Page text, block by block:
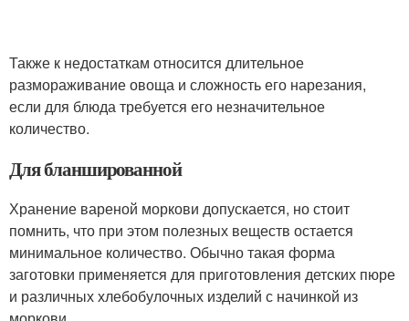
Также к недостаткам относится длительное
размораживание овоща и сложность его нарезания,
если для блюда требуется его незначительное
количество.
Для бланшированной
Хранение вареной моркови допускается, но стоит
помнить, что при этом полезных веществ остается
минимальное количество. Обычно такая форма
заготовки применяется для приготовления детских пюре
и различных хлебобулочных изделий с начинкой из